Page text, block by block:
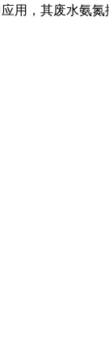
用，其废水氨